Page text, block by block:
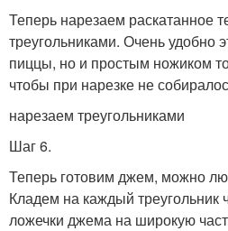
Теперь нарезаем раскатанное
треугольниками. Очень удобно
пиццы, но и простым ножиком
чтобы при нарезке не
нарезаем треугольниками
Шаг 6.
Теперь готовим джем, можно
Кладем на каждый треугольник
ложечки джема на широкую